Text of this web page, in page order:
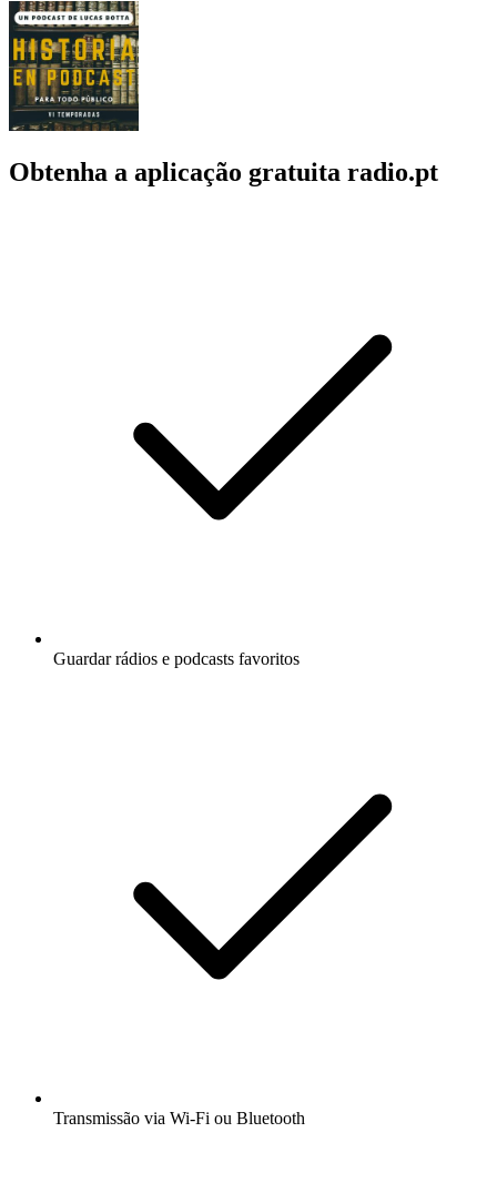
Obtenha a aplicação gratuita radio.pt
Guardar rádios e podcasts favoritos
Transmissão via Wi-Fi ou Bluetooth